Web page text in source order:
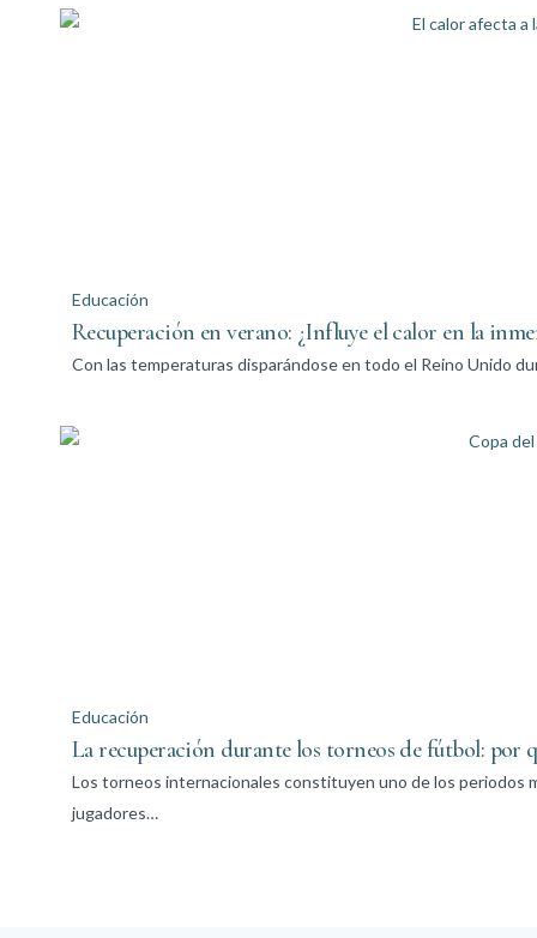
Educación
Recuperación en verano: ¿Influye el calor en la
Con las temperaturas disparándose en todo el Reino Unido
Educación
La recuperación durante los torneos de fútbol: por
Los torneos internacionales constituyen uno de los periodos
jugadores…